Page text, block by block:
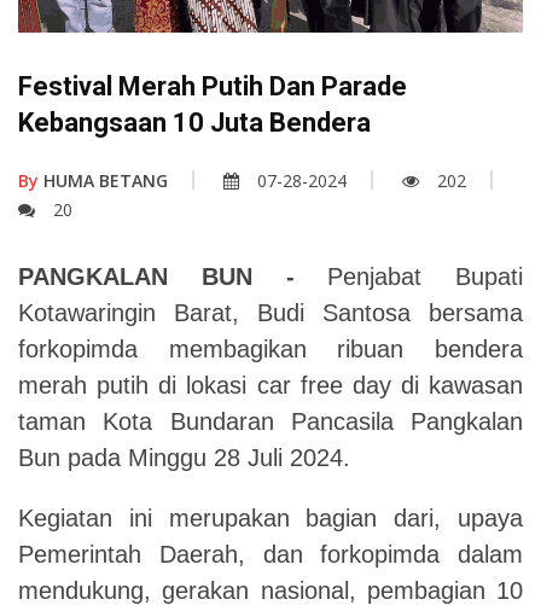
Festival Merah Putih Dan Parade
Kebangsaan 10 Juta Bendera
By HUMA BETANG 07-28-2024
202
20
PANGKALAN BUN - Penjabat Bupati
Kotawaringin Barat, Budi Santosa bersama
forkopimda membagikan ribuan bendera
merah putih di lokasi car free day di kawasan
taman Kota Bundaran Pancasila Pangkalan
Bun pada Minggu 28 Juli 2024.
Kegiatan ini merupakan bagian dari, upaya
Pemerintah Daerah, dan forkopimda dalam
mendukung, gerakan nasional, pembagian 10